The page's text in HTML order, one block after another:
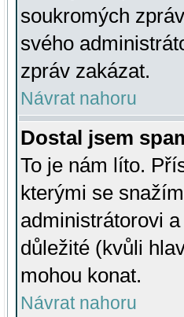
soukromých
svého
zpráv zakázat.
Návrat nahoru
Dostal jsem
To je nám líto.
kterými se
administrátorovi
důležité (kvůli
mohou konat.
Návrat nahoru